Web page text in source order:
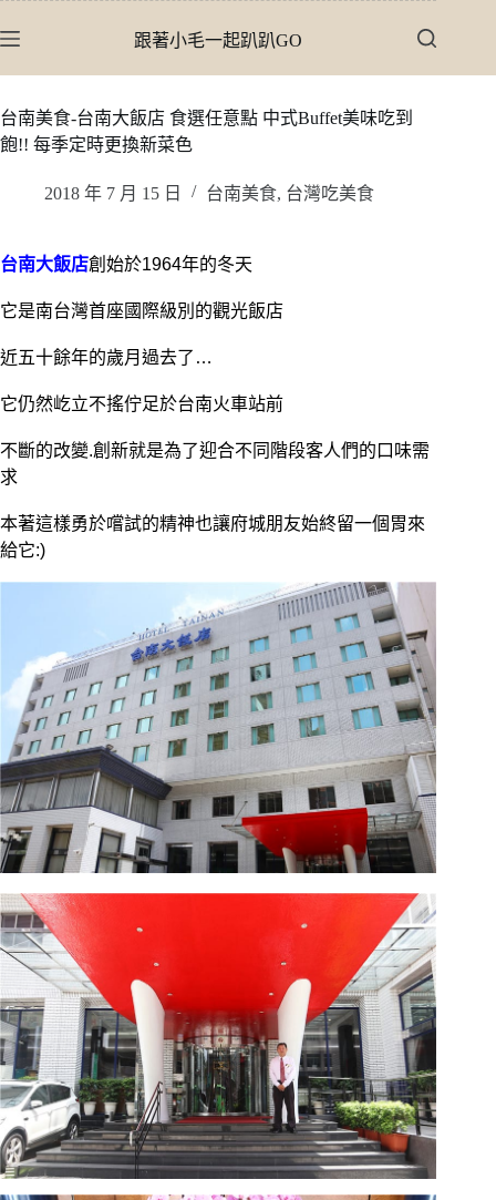
至
內
容
跟著小毛一起趴趴GO
台南美食-台南大飯店 食選任意點 中式Buffet美味吃到
飽!! 每季定時更換新菜色
2018 年 7 月 15 日 台南美食, 台灣吃美食
台南大飯店創始於1964年的冬天
它是南台灣首座國際級別的觀光飯店
近五十餘年的歲月過去了…
它仍然屹立不搖佇足於台南火車站前
不斷的改變.創新就是為了迎合不同階段客人們的口味需
求
本著這樣勇於嚐試的精神也讓府城朋友始終留一個胃來
給它:)